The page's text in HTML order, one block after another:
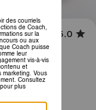
5.0